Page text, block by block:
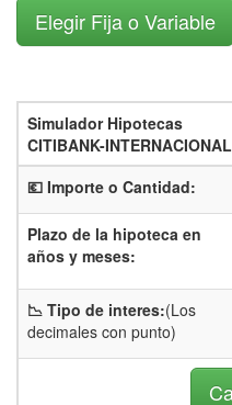
Elegir Fija o Variable
Simulador Hipotecas
CITIBANK-INTERNACIONAL
💶 Importe o Cantidad:
Plazo de la hipoteca en
años y meses:
📉 Tipo de interes:(Los
decimales con punto)